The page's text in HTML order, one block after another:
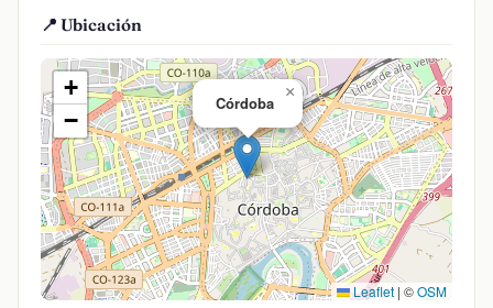
📍 Ubicación
Córdoba
×
+
−
Leaflet | ©OSM